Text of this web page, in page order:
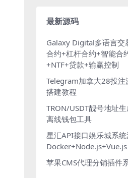
最新源码
Galaxy Digital多语言交
合约+杠杆合约+智能合
+NTF+贷款+输赢控制
Telegram加拿大28投
搭建教程
TRON/USDT靓号地址
离线钱包工具
星汇API接口娱乐城系
苹果CMS代理分销插件